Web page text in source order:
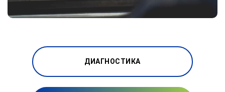
ДИАГНОСТИКА